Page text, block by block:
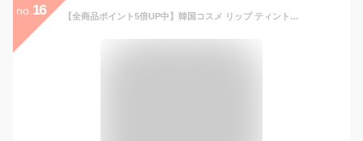
no. 16 【全商品ポイント5倍UP中】韓国コスメ リップ ティント ETUDE HOUSE エチュードハウス リップ ティント ディアダーリン ウォータージェル ティント 5g 全8色 ※リニューアル品